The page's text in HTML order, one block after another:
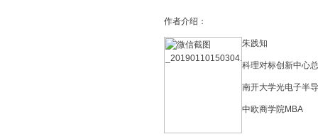
作者介绍：
朱践知
科理对标创新中心
南开大学光电子半
中欧商学院MBA